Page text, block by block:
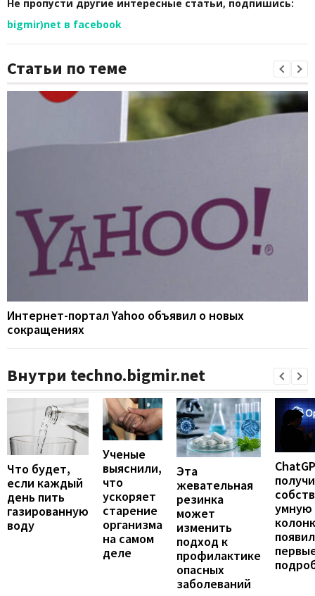
Не пропусти другие интересные статьи, подпишись:
bigmir)net в facebook
Статьи по теме
Интернет-портал Yahoo объявил о новых
сокращениях
Внутри techno.bigmir.net
Что будет,
если каждый
день пить
газированную
воду
Ученые
выяснили,
что
ускоряет
старение
организма
на самом
деле
Эта
жевательная
резинка
может
изменить
подход к
профилактике
опасных
заболеваний
умную